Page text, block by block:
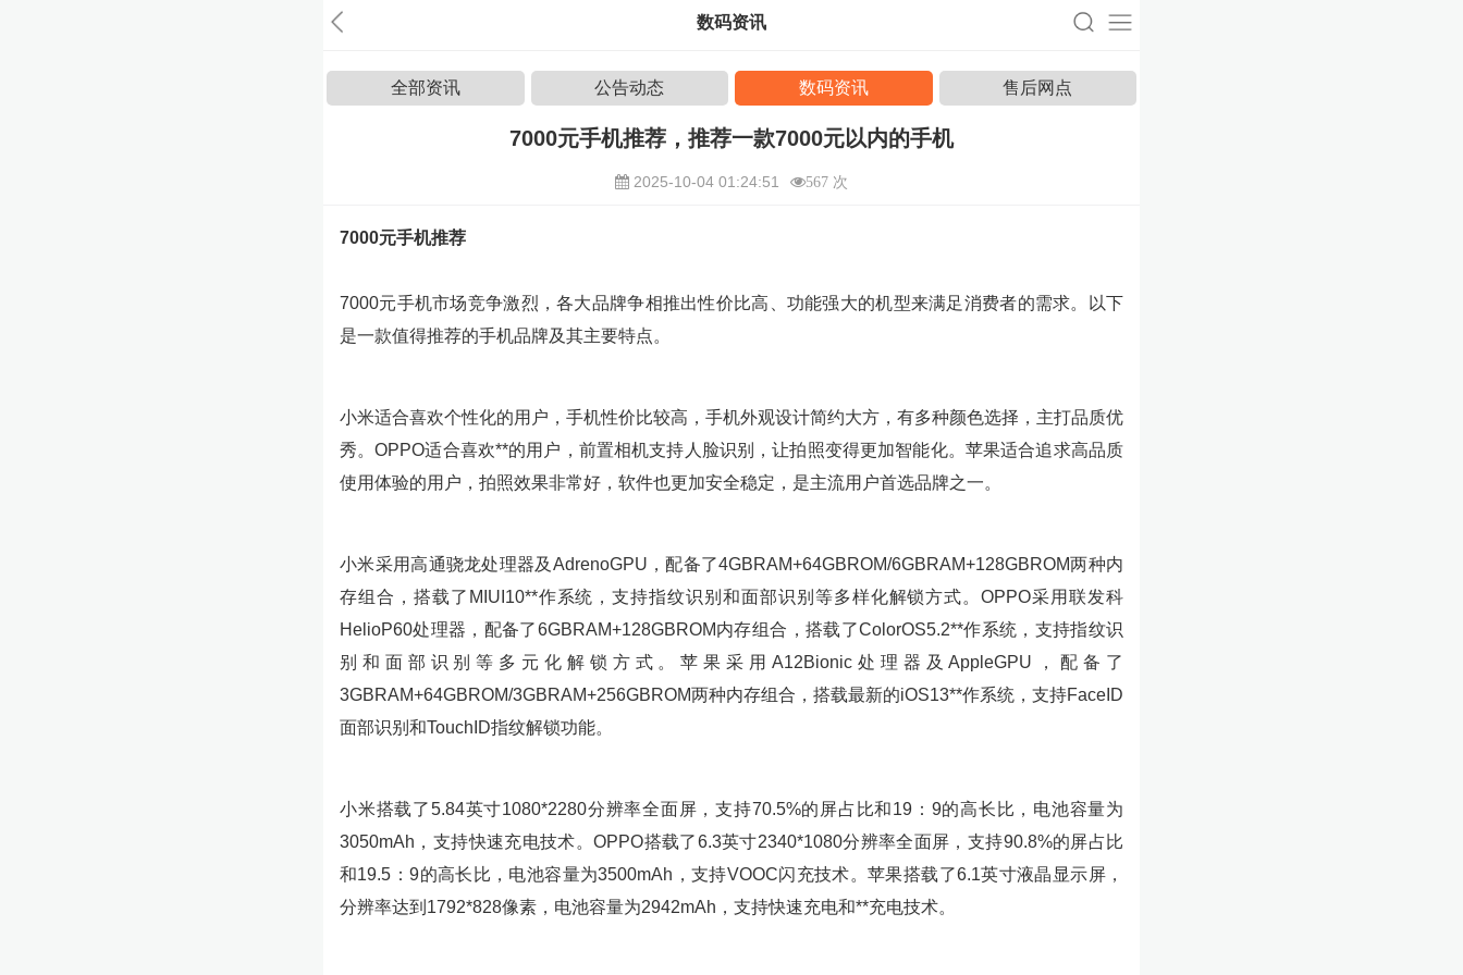
数码资讯
全部资讯 公告动态 数码资讯 售后网点
7000元手机推荐，推荐一款7000元以内的手机
2025-10-04 01:24:51 567 次
7000元手机推荐
7000元手机市场竞争激烈，各大品牌争相推出性价比高、功能强大的机型来满足消费者的需求。以下
是一款值得推荐的手机品牌及其主要特点。
小米适合喜欢个性化的用户，手机性价比较高，手机外观设计简约大方，有多种颜色选择，主打品质优
秀。OPPO适合喜欢**的用户，前置相机支持人脸识别，让拍照变得更加智能化。苹果适合追求高品质
使用体验的用户，拍照效果非常好，软件也更加安全稳定，是主流用户首选品牌之一。
小米采用高通骁龙处理器及AdrenoGPU，配备了4GBRAM+64GBROM/6GBRAM+128GBROM两种内
存组合，搭载了MIUI10**作系统，支持指纹识别和面部识别等多样化解锁方式。OPPO采用联发科
HelioP60处理器，配备了6GBRAM+128GBROM内存组合，搭载了ColorOS5.2**作系统，支持指纹识
别和面部识别等多元化解锁方式。苹果采用A12Bionic处理器及AppleGPU，配备了
3GBRAM+64GBROM/3GBRAM+256GBROM两种内存组合，搭载最新的iOS13**作系统，支持FaceID
面部识别和TouchID指纹解锁功能。
小米搭载了5.84英寸1080*2280分辨率全面屏，支持70.5%的屏占比和19：9的高长比，电池容量为
3050mAh，支持快速充电技术。OPPO搭载了6.3英寸2340*1080分辨率全面屏，支持90.8%的屏占比
和19.5：9的高长比，电池容量为3500mAh，支持VOOC闪充技术。苹果搭载了6.1英寸液晶显示屏，
分辨率达到1792*828像素，电池容量为2942mAh，支持快速充电和**充电技术。